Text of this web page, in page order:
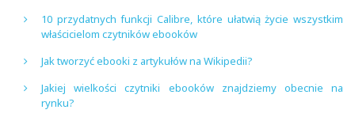
10 przydatnych funkcji Calibre, które ułatwią życie wszystkim
właścicielom czytników ebooków
Jak tworzyć ebooki z artykułów na Wikipedii?
Jakiej wielkości czytniki ebooków znajdziemy obecnie na
rynku?